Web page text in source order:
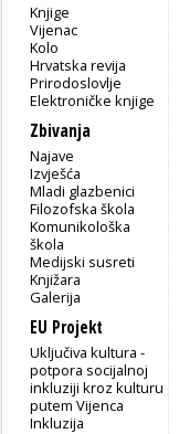
Knjige
Vijenac
Kolo
Hrvatska revija
Prirodoslovlje
Elektroničke knjige
Zbivanja
Najave
Izvješća
Mladi glazbenici
Filozofska škola
Komunikološka
škola
Medijski susreti
Knjižara
Galerija
EU Projekt
Uključiva kultura -
potpora socijalnoj
inkluziji kroz kulturu
putem Vijenca
Inkluzija